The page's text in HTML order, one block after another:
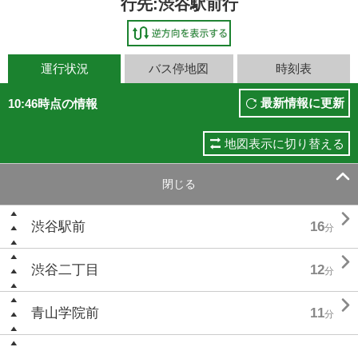
行先:渋谷駅前行
運行状況 バス停地図 時刻表
10:46時点の情報 最新情報に更新
地図表示に切り替える
閉じる 
渋谷駅前 16分 
渋谷二丁目 12分 
青山学院前 11分 